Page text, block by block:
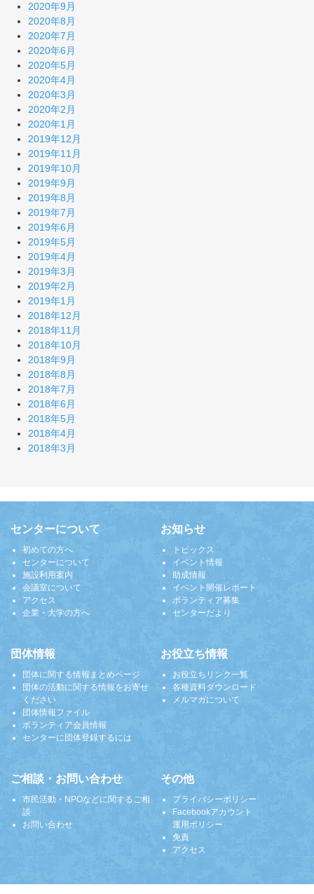
2020年9月
2020年8月
2020年7月
2020年6月
2020年5月
2020年4月
2020年3月
2020年2月
2020年1月
2019年12月
2019年11月
2019年10月
2019年9月
2019年8月
2019年7月
2019年6月
2019年5月
2019年4月
2019年3月
2019年2月
2019年1月
2018年12月
2018年11月
2018年10月
2018年9月
2018年8月
2018年7月
2018年6月
2018年5月
2018年4月
2018年3月
センターについて
初めての方へ
センターについて
施設利用案内
会議室について
アクセス
企業・大学の方へ
お知らせ
トピックス
イベント情報
助成情報
イベント開催レポート
ボランティア募集
センターだより
団体情報
団体に関する情報まとめページ
団体の活動に関する情報をお寄せ
ください
団体情報ファイル
ボランティア会員情報
センターに団体登録するには
お役立ち情報
お役立ちリンク一覧
各種資料ダウンロード
メルマガについて
ご相談・お問い合わせ
市民活動・NPOなどに関するご相
談
お問い合わせ
その他
プライバシーポリシー
Facebookアカウント
運用ポリシー
免責
アクセス